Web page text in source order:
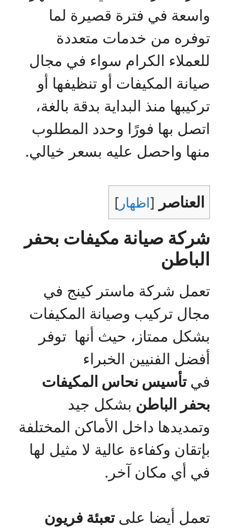
واسعة في فترة قصيرة لما
توفره من خدمات متعددة
للعملاء الكرام سواء في مجال
صيانة المكيفات أو تنظيفها أو
تركيبها منذ البداية بدقة بالغة،
اتصل بها فورًا وحدد المطلوب
منها واحصل عليه بسعر خيالي.
العناصر [اظهار ]
شركة صيانة مكيفات بحفر
الباطن
تعمل شركة ماستر كينج في
مجال تركيب وصيانة المكيفات
بشكل ممتاز، حيث أنها توفر
أفضل الفنيين الخبراء
فيتأسيس نحاس المكيفات
بحفر الباطن بشكل جيد
وتمديدها داخل الأماكن المختلفة
بإتقان وكفاءة عالية لا مثيل لها
في أي مكان آخر.
تعمل أيضا علىتعبئة فريون